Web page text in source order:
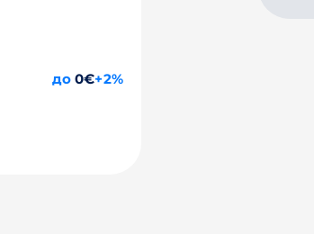
до0€+2%